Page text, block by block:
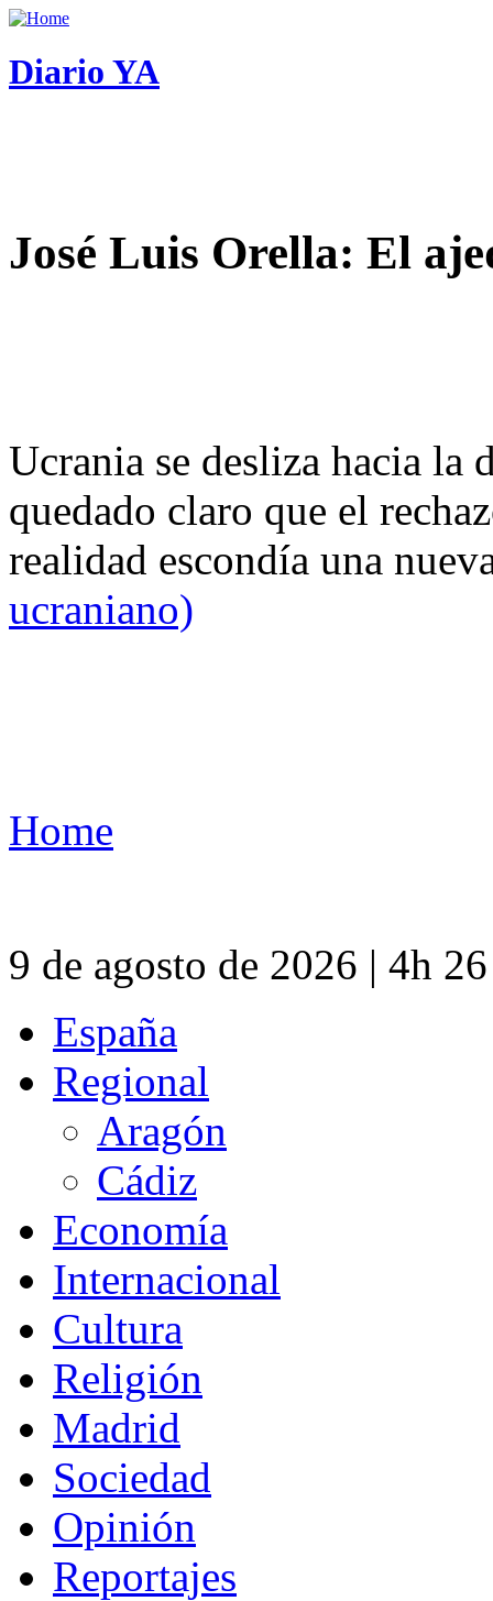
Diario YA
José Luis Orella: El
Ucrania se desliza hacia
quedado claro que el
realidad escondía una
ucraniano)
Home
9 de agosto de 2026 | 4h
España
Regional
Aragón
Cádiz
Economía
Internacional
Cultura
Religión
Madrid
Sociedad
Opinión
Reportajes